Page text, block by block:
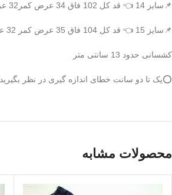
📌سایز 14 👈 قد کل 102 فاق 34 عرض کمر32 عرض ران 32
📌سایز 15 👈 قد کل 104 فاق 35 عرض کمر 32 عرض ران 33
کشسانی حدود 13 سانتی متر
⭕️یک تا دو سانت خطای اندازه گیری در نظر بگیرید.
محصولات مشابه